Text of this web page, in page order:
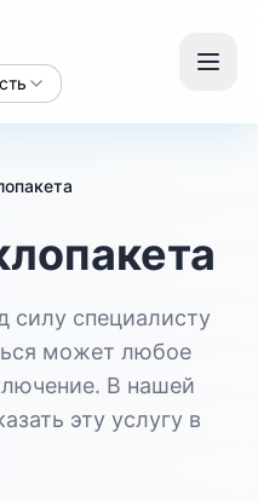
силу специалисту
может любое
В нашей
эту услугу в